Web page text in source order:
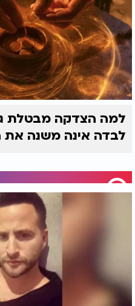
למה הצדקה מבטלת
לבדה אינה משנה